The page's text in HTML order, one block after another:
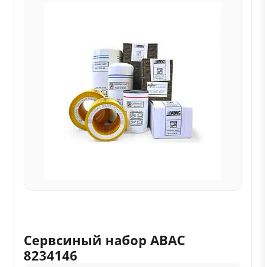
Сервсиный набор ABAC
8234146